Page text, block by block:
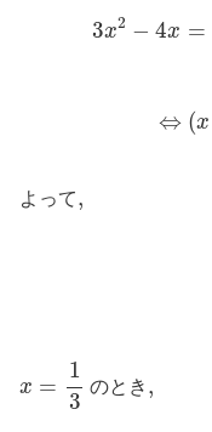
3x2 − 4x =
2
⇔ (x
⇔
よって,,
x =
1
3
3
のとき ,,